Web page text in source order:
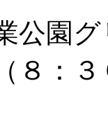
公園
８：